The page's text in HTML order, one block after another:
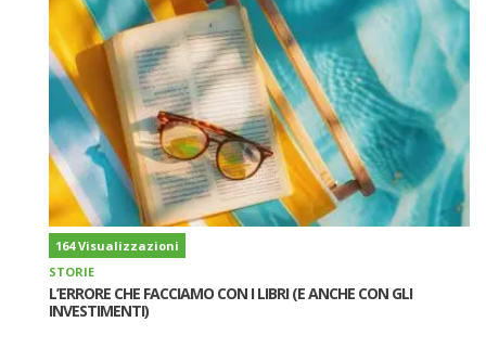
164 Visualizzazioni
STORIE
L’ERRORE CHE FACCIAMO CON I LIBRI (E ANCHE CON GLI
INVESTIMENTI)